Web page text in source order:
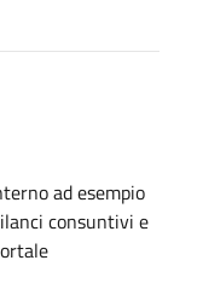
ad esempio
consuntivi e